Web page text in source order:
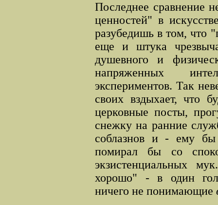
Последнее сравнение
ценностей" в
разубедишь в том, что
еще и штука
душевного и
напряженных
экспериментов. Так
своих вздыхает, что
церковные посты,
снежку на ранние
соблазнов и - ему
помирал бы со
экзистенциальных
хорошо" - в один
ничего не понимающие